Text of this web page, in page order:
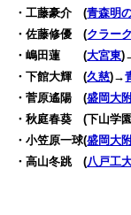
・工藤豪介 (青森明
・佐藤修優 (クラー
・嶋田蓮 (大宮東
・下館大輝 (久慈)→
・菅原遙陽 (盛岡大
・秋庭春葵 (下山学
・小笠原一球(盛岡大
・高山冬跳 (八戸工